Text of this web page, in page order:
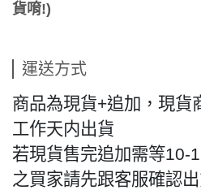
貨唷!)
運送方式
商品為現貨+追加，現貨
工作天内出貨
若現貨售完追加需等10-
之買家請先跟客服確認